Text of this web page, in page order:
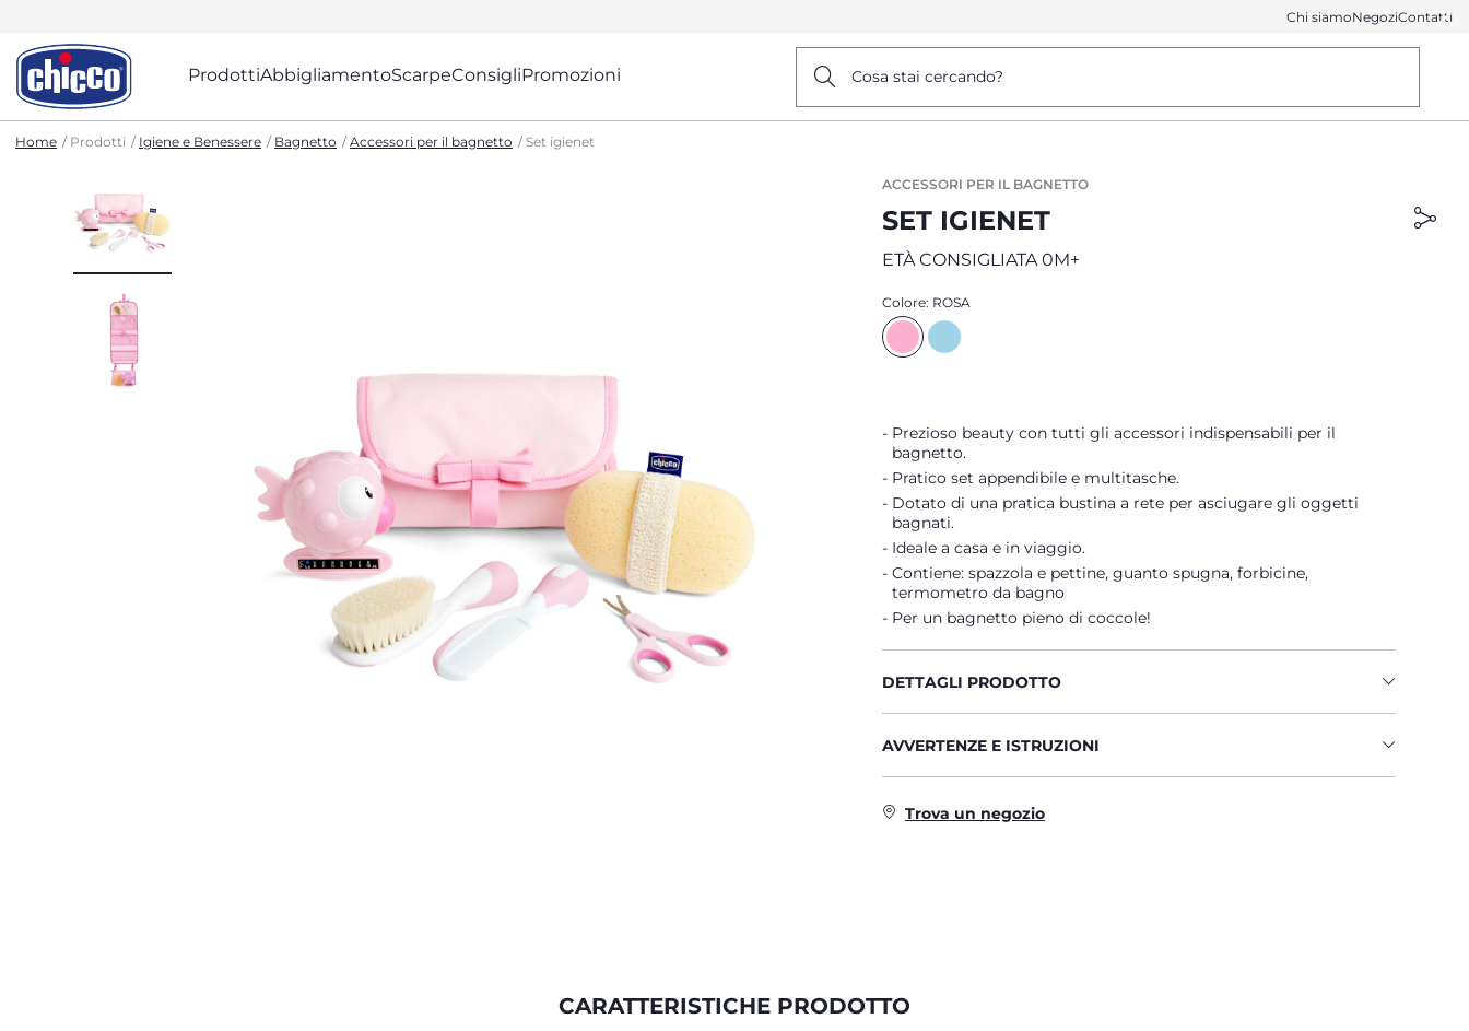
Chi siamoNegoziContatti
ProdottiAbbigliamentoScarpeConsigliPromozioni Cosa stai cercando?
Home Prodotti Igiene e Benessere Bagnetto Accessori per il bagnetto Set igienet
ACCESSORI PER IL BAGNETTO
SET IGIENET
ETÀ CONSIGLIATA 0M+
Colore: ROSA
Prezioso beauty con tutti gli accessori indispensabili per il
bagnetto.
Pratico set appendibile e multitasche.
Dotato di una pratica bustina a rete per asciugare gli oggetti
bagnati.
Ideale a casa e in viaggio.
Contiene: spazzola e pettine, guanto spugna, forbicine,
termometro da bagno
Per un bagnetto pieno di coccole!
DETTAGLI PRODOTTO
AVVERTENZE E ISTRUZIONI
Trova un negozio
CARATTERISTICHE PRODOTTO